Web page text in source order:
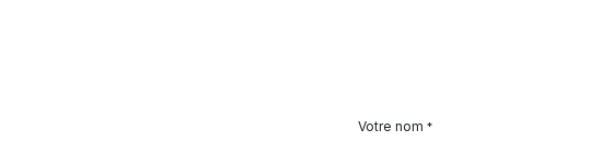
Votre nom *